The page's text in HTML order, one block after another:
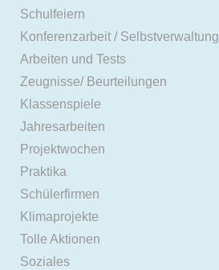
Schulfeiern
Konferenzarbeit / Selbstverwaltung
Arbeiten und Tests
Zeugnisse/ Beurteilungen
Klassenspiele
Jahresarbeiten
Projektwochen
Praktika
Schülerfirmen
Klimaprojekte
Tolle Aktionen
Soziales